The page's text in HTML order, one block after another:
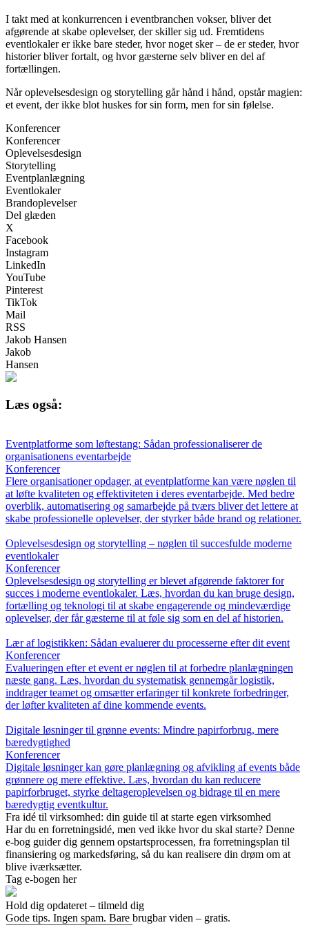
I takt med at konkurrencen i eventbranchen vokser, bliver det
afgørende at skabe oplevelser, der skiller sig ud. Fremtidens
eventlokaler er ikke bare steder, hvor noget sker – de er steder, hvor
historier bliver fortalt, og hvor gæsterne selv bliver en del af
fortællingen.
Når oplevelsesdesign og storytelling går hånd i hånd, opstår magien:
et event, der ikke blot huskes for sin form, men for sin følelse.
Konferencer
Konferencer
Oplevelsesdesign
Storytelling
Eventplanlægning
Eventlokaler
Brandoplevelser
Del glæden
X
Facebook
Instagram
LinkedIn
YouTube
Pinterest
TikTok
Mail
RSS
Jakob Hansen
Jakob
Hansen
Læs også:
Eventplatforme som løftestang: Sådan professionaliserer de
organisationens eventarbejde
Konferencer
Flere organisationer opdager, at eventplatforme kan være nøglen til
at løfte kvaliteten og effektiviteten i deres eventarbejde. Med bedre
overblik, automatisering og samarbejde på tværs bliver det lettere at
skabe professionelle oplevelser, der styrker både brand og relationer.
Oplevelsesdesign og storytelling – nøglen til succesfulde moderne
eventlokaler
Konferencer
Oplevelsesdesign og storytelling er blevet afgørende faktorer for
succes i moderne eventlokaler. Læs, hvordan du kan bruge design,
fortælling og teknologi til at skabe engagerende og mindeværdige
oplevelser, der får gæsterne til at føle sig som en del af historien.
Lær af logistikken: Sådan evaluerer du processerne efter dit event
Konferencer
Evalueringen efter et event er nøglen til at forbedre planlægningen
næste gang. Læs, hvordan du systematisk gennemgår logistik,
inddrager teamet og omsætter erfaringer til konkrete forbedringer,
der løfter kvaliteten af dine kommende events.
Digitale løsninger til grønne events: Mindre papirforbrug, mere
bæredygtighed
Konferencer
Digitale løsninger kan gøre planlægning og afvikling af events både
grønnere og mere effektive. Læs, hvordan du kan reducere
papirforbruget, styrke deltageroplevelsen og bidrage til en mere
bæredygtig eventkultur.
Fra idé til virksomhed: din guide til at starte egen virksomhed
Har du en forretningsidé, men ved ikke hvor du skal starte? Denne
e-bog guider dig gennem opstartsprocessen, fra forretningsplan til
finansiering og markedsføring, så du kan realisere din drøm om at
blive iværksætter.
Tag e-bogen her
Hold dig opdateret – tilmeld dig
Gode tips. Ingen spam. Bare brugbar viden – gratis.